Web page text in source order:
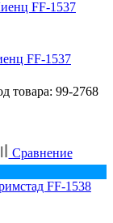
FF-1537
товара: 99-2768
Сравнение